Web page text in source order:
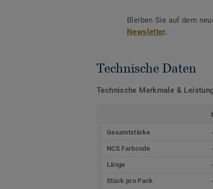
Bleiben Sie auf dem
Newsletter.
Technische Daten
Technische Merkmale &
Gesamtstärke -
NCS Farbcode -
Länge -
Stück pro Pack -